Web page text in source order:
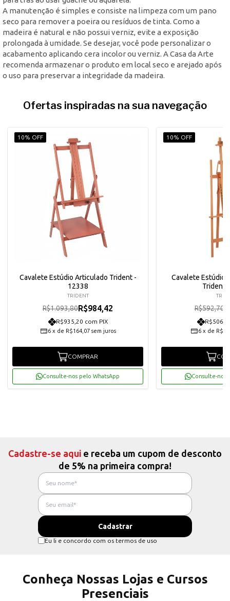
A manutenção é simples e consiste na limpeza com um pano
seco para remover a poeira ou resíduos de tinta. Como a
madeira é natural e não possui verniz, evite a exposição
prolongada à umidade. Se desejar, você pode personalizar o
acabamento aplicando cera incolor ou verniz. A Casa da Arte
recomenda armazenar o produto em local seco e arejado após
o uso para preservar a integridade da madeira.
Ofertas inspiradas na sua navegação
10% OFF
Cavalete Estúdio Articulado Trident -
12338
TRIDENT
R$1.093,80R$984,42
R$935,20 com PIX
6 x de R$164,07 sem juros
COMPRAR
Consulte-nos pelo WhatsApp
10% OFF
Cavalete Estúdio
Trident
R$592,70
6 x de
Consulte-nos
Cadastre-se aqui e receba um cupom de desconto
de 5% na primeira compra!
Eu li e concordo com os termos de uso
Conheça Nossas Lojas e Cursos
Presenciais